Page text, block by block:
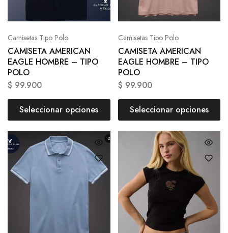
Camisetas Tipo Polo
CAMISETA AMERICAN
EAGLE HOMBRE – TIPO
POLO
$ 99.900
Seleccionar opciones
Camisetas Tipo Polo
CAMISETA AMERICAN
EAGLE HOMBRE – TIPO
POLO
$ 99.900
Seleccionar opciones